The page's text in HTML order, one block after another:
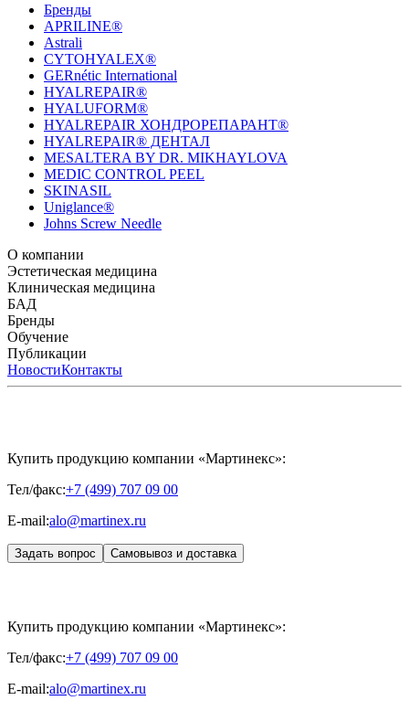
Бренды
APRILINE®
Astrali
CYTOHYALEX®
GERnétic International
HYALREPAIR®
HYALUFORM®
HYALREPAIR ХОНДРОРЕПАРАНТ®
HYALREPAIR® ДЕНТАЛ
MESALTERA BY DR. MIKHAYLOVA
MEDIC CONTROL PEEL
SKINASIL
Uniglance®
Johns Screw Needle
О компании
История компанииНаучный центр
центрПатентыЛаборатория
Мезотерапии
Эстетическая медицина
БиорепарацияФиллеры
пилинги
Клиническая медицина
HYALREPAIR® CHONDROreparant
DENTAL
FILLER INTIMO
БАД
CYTOHYALEX
Бренды
APRILINE®
InternationalHYALREPAIR®
ХОНДРОРЕПАРАНТ®
ДЕНТАЛMESALTERA BY DR. MIKHAYLOVAMEDIC
Обучение
Расписание мероприятий
обученияПреподаватели
Публикации
ЖУРНАЛ LES NOUVELLES ESTHÉTIQUES
«ИНЪЕКЦИОННАЯ КОСМЕТОЛОГИЯ»ЖУРНАЛ
НовостиКонтакты
Купить продукцию компании «Мартинекс»:
Тел/факс:+7 (499) 707 09 00
E-mail:alo@martinex.ru
Задать вопрос Самовывоз и доставка
Купить продукцию компании «Мартинекс»:
Тел/факс:+7 (499) 707 09 00
E-mail:alo@martinex.ru